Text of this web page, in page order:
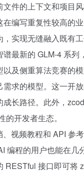
件的上下文和项目
编写重复性较高的
实现无缝融入既有工
最新的 GLM-4 系
及侧重算法竞赛的
求的模型。这一开
长路径。此外，
开发者生态。
视频教程和 API 参
编程的用户也能在
接口即可将